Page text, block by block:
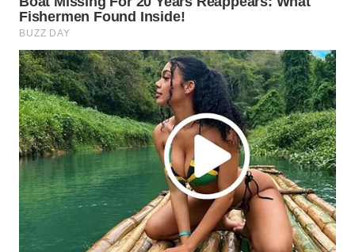
WN
WN
LIKUPANG
WN
LABUANBAJO
WN
BORNEO